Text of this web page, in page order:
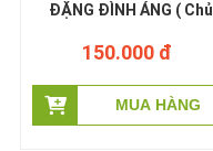
ĐẶNG ĐÌNH ÁNG ( Chủ
150.000 đ